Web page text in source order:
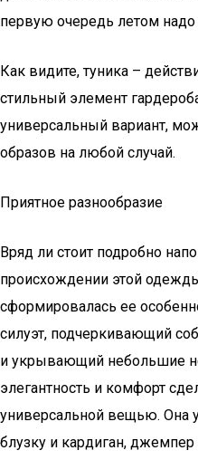
первую очередь летом надо
Как видите, туника –
стильный элемент
универсальный вариант,
образов на любой случай.
Приятное разнообразие
Вряд ли стоит подробно
происхождении этой
сформировалась ее
силуэт, подчеркивающий
и укрывающий небольшие
элегантность и комфорт
универсальной вещью. Она
блузку и кардиган, джемпер